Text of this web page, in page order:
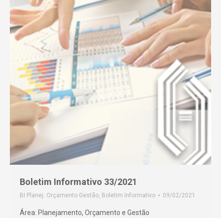
Boletim Informativo 33/2021
BI Planej. Orçamento Gestão, Boletim Informativo 09/02/2021
Área: Planejamento, Orçamento e Gestão